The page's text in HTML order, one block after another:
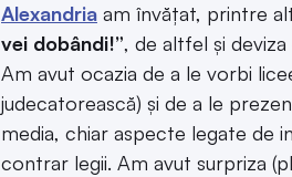
Alexandria am învățat, printre
vei dobândi!”, de altfel și deviza
Am avut ocazia de a le vorbi
judecatorească) și de a le
media, chiar aspecte legate de
contrar legii. Am avut surpriza